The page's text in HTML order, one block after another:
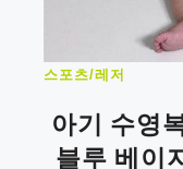
스포츠/레저
아기 수영
블루 베이